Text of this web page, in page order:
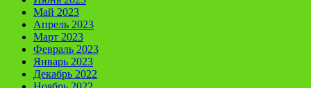
Май 2023
Апрель 2023
Март 2023
Февраль 2023
Январь 2023
Декабрь 2022